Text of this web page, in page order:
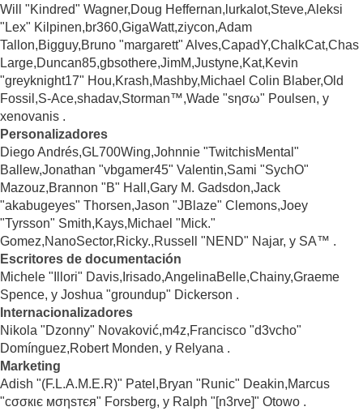
Will "Kindred" Wagner,Doug Heffernan,lurkalot,Steve,Aleksi
"Lex" Kilpinen,br360,GigaWatt,ziycon,Adam
Tallon,Bigguy,Bruno "margarett" Alves,CapadY,ChalkCat,Chas
Large,Duncan85,gbsothere,JimM,Justyne,Kat,Kevin
"greyknight17" Hou,Krash,Mashby,Michael Colin Blaber,Old
Fossil,S-Ace,shadav,Storman™,Wade "sησω" Poulsen, y
xenovanis .
Personalizadores
Diego Andrés,GL700Wing,Johnnie "TwitchisMental"
Ballew,Jonathan "vbgamer45" Valentin,Sami "SychO"
Mazouz,Brannon "B" Hall,Gary M. Gadsdon,Jack
"akabugeyes" Thorsen,Jason "JBlaze" Clemons,Joey
"Tyrsson" Smith,Kays,Michael "Mick."
Gomez,NanoSector,Ricky.,Russell "NEND" Najar, y SA™ .
Escritores de documentación
Michele "Illori" Davis,Irisado,AngelinaBelle,Chainy,Graeme
Spence, y Joshua "groundup" Dickerson .
Internacionalizadores
Nikola "Dzonny" Novaković,m4z,Francisco "d3vcho"
Domínguez,Robert Monden, y Relyana .
Marketing
Adish "(F.L.A.M.E.R)" Patel,Bryan "Runic" Deakin,Marcus
"cσσкιє мσηѕтєя" Forsberg, y Ralph "[n3rve]" Otowo .